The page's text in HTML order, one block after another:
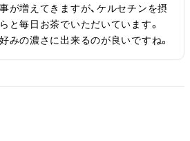
が増えてきますが、ケルセチンを摂
と毎日お茶でいただいています。
みの濃さに出来るのが良いですね。